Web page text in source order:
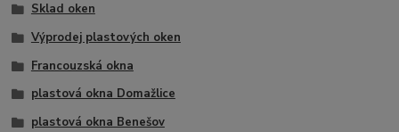
Sklad oken
Výprodej plastových oken
Francouzská okna
plastová okna Domažlice
plastová okna Benešov